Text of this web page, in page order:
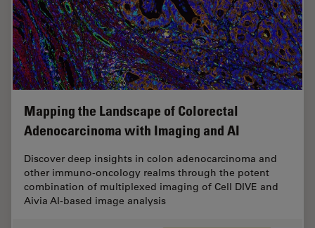
Mapping the Landscape of Colorectal
Adenocarcinoma with Imaging and AI
Discover deep insights in colon adenocarcinoma and
other immuno-oncology realms through the potent
combination of multiplexed imaging of Cell DIVE and
Aivia AI-based image analysis